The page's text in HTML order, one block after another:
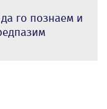
го познаем и